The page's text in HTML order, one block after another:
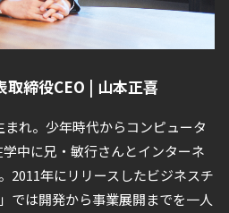
締役CEO | 山本正喜
れ。少年時代からコンピュータ
中に兄・敏行さんとインターネ
2011年にリリースしたビジネスチ
では開発から事業展開までを一人